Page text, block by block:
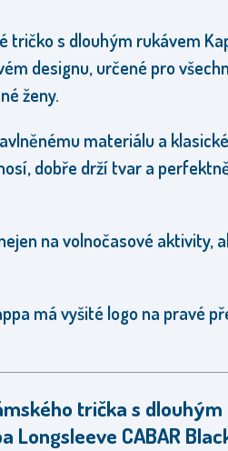
tričko s dlouhým rukávem
designu, určené pro
ženy.
materiálu a
dobře drží tvar a
na volnočasové aktivity,
má vyšité logo na pravé
trička s dlouhým
Longsleeve CABAR